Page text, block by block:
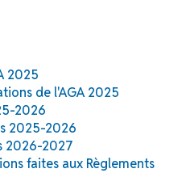
2025
de l'AGA 2025
2026
2025-2026
2026-2027
faites aux Règlements